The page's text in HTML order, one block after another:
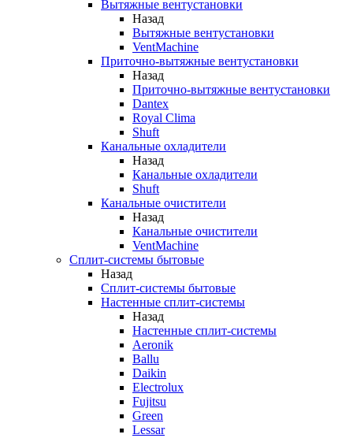
Вытяжные вентустановки
Назад
Вытяжные вентустановки
VentMachine
Приточно-вытяжные вентустановки
Назад
Приточно-вытяжные вентустановки
Dantex
Royal Clima
Shuft
Канальные охладители
Назад
Канальные охладители
Shuft
Канальные очистители
Назад
Канальные очистители
VentMachine
Сплит-системы бытовые
Назад
Сплит-системы бытовые
Настенные сплит-системы
Назад
Настенные сплит-системы
Aeronik
Ballu
Daikin
Electrolux
Fujitsu
Green
Lessar